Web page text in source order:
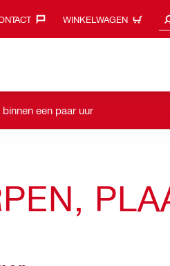
WINKELWAGEN
een paar uur